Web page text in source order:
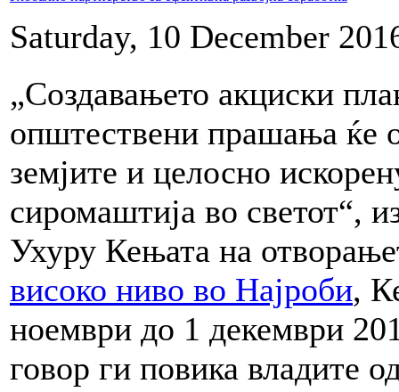
Saturday, 10 December
„Создавањето акциски
општествени прашања ќе
земјите и целосно
сиромаштија во светот“,
Ухуру Кењата на
високо ниво во Најроби,
ноември до 1 декември
говор ги повика владите